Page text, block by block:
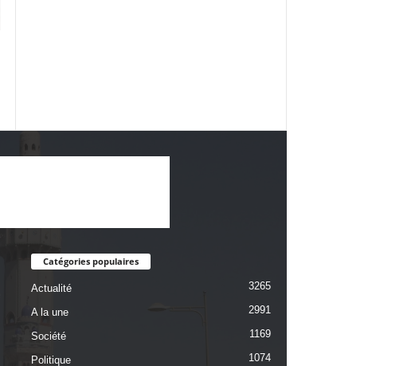
Catégories populaires
Actualité 3265
A la une 2991
Société 1169
Politique 1074